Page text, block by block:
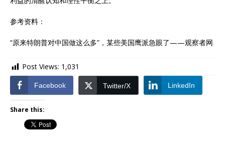
参考资料：
“原来特朗普对中国做这么多”，某些美国鹰派急眼了——观察者网
Post Views: 1,031
Facebook Twitter/X LinkedIn
Share this: